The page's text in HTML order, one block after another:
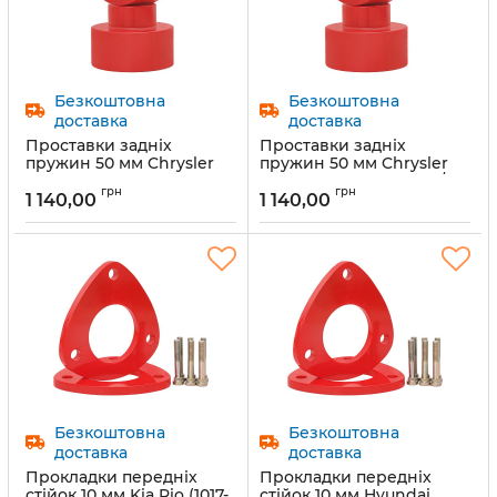
Безкоштовна
доставка
Проставки задніх
пружин 50 мм Chrysler
011/50)
Артикул: 1029-15-011/50
1 140,00 грн
Безкоштовна
доставка
Проставки задніх
пружин 50 мм Chrysler
Cruiser, PT (1029-15-010/50)
Артикул: 1029-15-010/50
1 140,00 грн
Безкоштовна
доставка
Прокладки передніх
Безкоштовна
доставка
Прокладки передніх